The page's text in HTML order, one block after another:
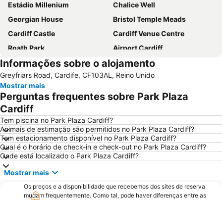
Estádio Millenium
Chalice Well
Georgian House
Bristol Temple Meads
Cardiff Castle
Cardiff Venue Centre
Roath Park
Airport Cardiff
Clifton Suspension Bridge
Hipódromo de Bristol
Informações sobre o alojamento
Greyfriars Road, Cardife, CF103AL, Reino Unido
Mostrar mais
Perguntas frequentes sobre Park Plaza
Cardiff
Tem piscina no Park Plaza Cardiff?
Animais de estimação são permitidos no Park Plaza Cardiff?
Tem estacionamento disponível no Park Plaza Cardiff?
Qual é o horário de check-in e check-out no Park Plaza Cardiff?
Onde está localizado o Park Plaza Cardiff?
Mostrar mais
Os preços e a disponibilidade que recebemos dos sites de reserva
mudam frequentemente. Como tal, pode haver diferenças entre as